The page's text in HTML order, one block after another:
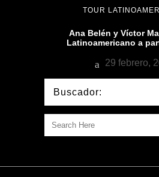
TOUR
Ana Belén y Víctor
Latinoamericano a
29 febrero,
Buscador: